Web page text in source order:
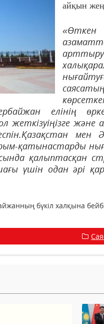
айқын
елінің
жеткізуіңізге
мен
қатынастарды
қалыптасқан
үшін одан әрі
бүкіл халқына